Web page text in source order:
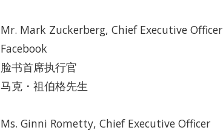
Mr. Mark Zuckerberg, Chief Executive Officer
Facebook
脸书首席执行官
马克・祖伯格先生
Ms. Ginni Rometty, Chief Executive Officer